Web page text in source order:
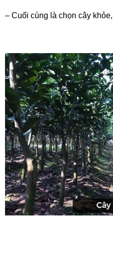
– Cuối cùng là chọn cây